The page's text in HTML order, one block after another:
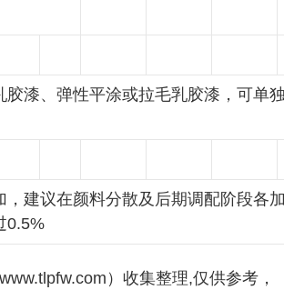
胶漆、弹性平涂或拉毛乳胶漆，可单
，建议在颜料分散及后期调配阶段各
0.5%
）收集整理,仅供参考，